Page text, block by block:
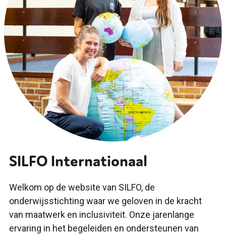
SILFO Internationaal
Welkom op de website van SILFO, de
onderwijsstichting waar we geloven in de kracht
van maatwerk en inclusiviteit. Onze jarenlange
ervaring in het begeleiden en ondersteunen van